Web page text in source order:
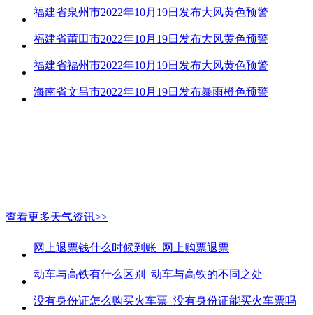
福建省泉州市2022年10月19日发布大风黄色预警
福建省莆田市2022年10月19日发布大风黄色预警
福建省福州市2022年10月19日发布大风黄色预警
海南省文昌市2022年10月19日发布暴雨橙色预警
查看更多天气资讯>>
网上退票钱什么时候到账_网上购票退票
动车与高铁有什么区别_动车与高铁的不同之处
没有身份证怎么购买火车票_没有身份证能买火车票吗